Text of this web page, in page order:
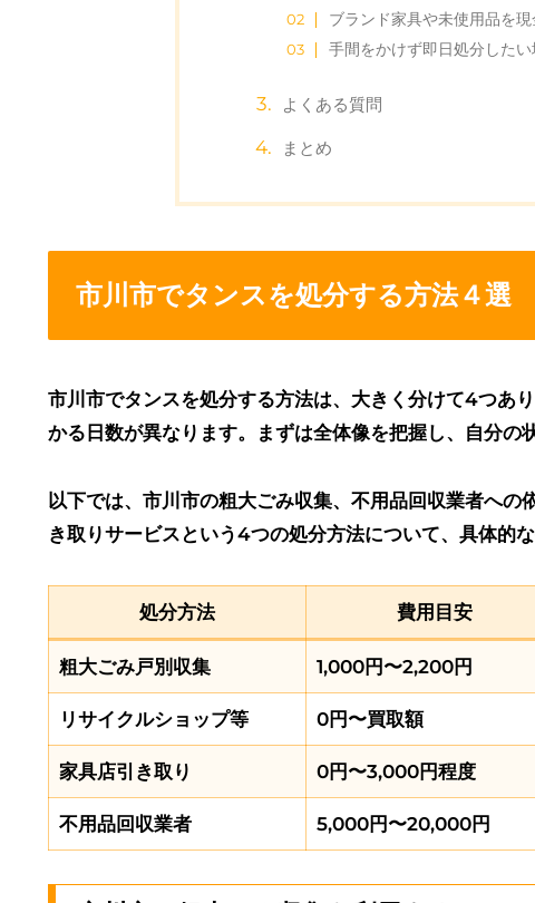
ブランド家具や未使用品を
手間をかけず即日処分したい
よくある質問
まとめ
市川市でタンスを処分する方法４選
市川市でタンスを処分する方法は、大きく分けて4つあ
かる日数が異なります。まずは全体像を把握し、自分の
以下では、市川市の粗大ごみ収集、不用品回収業者への
き取りサービスという4つの処分方法について、具体的
処分方法 費用目安
粗大ごみ戸別収集 1,000円〜2,200円
リサイクルショップ等 0円〜買取額
家具店引き取り 0円〜3,000円程度
不用品回収業者 5,000円〜20,000円